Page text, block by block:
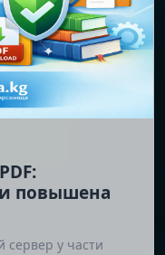
повышена
сервер у части